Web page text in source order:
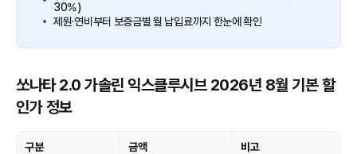
30%)
제원·연비부터 보증금별 월 납입료까지 한눈에 확인
쏘나타 2.0 가솔린 익스클루시브 2026년 8월 기본 할
인가 정보
구분 금액 비고